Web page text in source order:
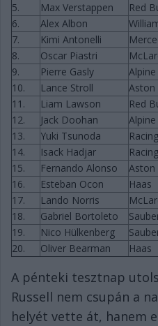
5.
Max Verstappen Red
6.
Alex Albon
7.
Kimi Antonelli
8.
Oscar Piastri
9.
Pierre Gasly Alpine
10.
Lance Stroll Aston
11.
Liam Lawson Red
12.
Jack Doohan Alpine
13.
Yuki Tsunoda
14.
Isack Hadjar
15.
Fernando Alonso Aston
16.
Esteban Ocon Haas
17.
Lando Norris
18.
Gabriel Bortoleto
19.
Nico Hülkenberg
20.
Oliver Bearman Haas
A pénteki tesztnap
Russell nem csupán a
helyét vette át, hanem